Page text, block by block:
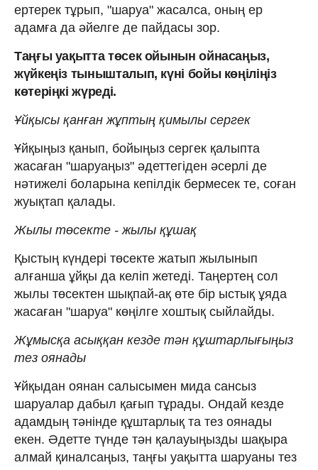
ертерек тұрып, "шаруа" жасалса, оның ер
адамға да әйелге де пайдасы зор.
Таңғы уақытта төсек ойынын ойнасаңыз,
жүйкеңіз тынышталып, күні бойы көңіліңіз
көтеріңкі жүреді.
Ұйқысы қанған жұптың қимылы сергек
Ұйқыңыз қанып, бойыңыз сергек қалыпта
жасаған "шаруаңыз" әдеттегіден әсерлі де
нәтижелі боларына кепілдік бермесек те, соған
жуықтап қалады.
Жылы төсекте - жылы құшақ
Қыстың күндері төсекте жатып жылынып
алғанша ұйқы да келіп жетеді. Таңертең сол
жылы төсектен шықпай-ақ өте бір ыстық ұяда
жасаған "шаруа" көңілге хоштық сыйлайды.
Жұмысқа асыққан кезде тән құштарлығыңыз
тез оянады
Ұйқыдан оянан салысымен мида сансыз
шаруалар дабыл қағып тұрады. Ондай кезде
адамдың тәнінде құштарлық та тез оянады
екен. Әдетте түнде тән қалауыңызды шақыра
алмай қиналсаңыз, таңғы уақытта шаруаны тез